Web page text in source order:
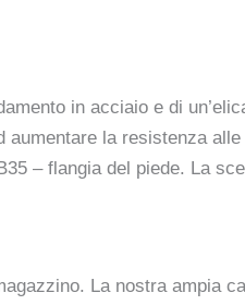
in acciaio e di
la resistenza
– flangia del piede. La
La nostra ampia